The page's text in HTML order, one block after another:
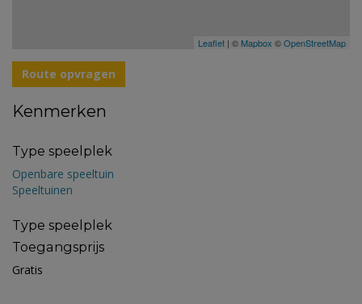
Leaflet | © Mapbox ©OpenStreetMap
Route opvragen
Kenmerken
Type speelplek
Openbare speeltuin
Speeltuinen
Type speelplek
Toegangsprijs
Gratis